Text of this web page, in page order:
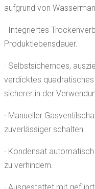
aufgrund von
· Integriertes
Produktlebensdauer.
· Selbstsicherndes,
verdicktes
sicherer in der
· Manueller
zuverlässiger schalten.
· Kondensat
zu verhindern.